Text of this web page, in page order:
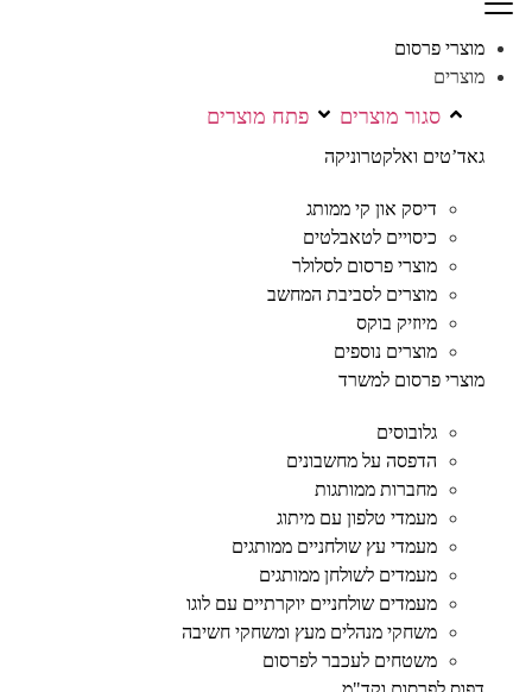
מוצרי פרסום
מוצרים
סגור מוצרים פתח מוצרים
גאד’טים ואלקטרוניקה
דיסק און קי ממותג
כיסויים לטאבלטים
מוצרי פרסום לסלולר
מוצרים לסביבת המחשב
מיוזיק בוקס
מוצרים נוספים
מוצרי פרסום למשרד
גלובוסים
הדפסה על מחשבונים
מחברות ממותגות
מעמדי טלפון עם מיתוג
מעמדי עץ שולחניים ממותגים
מעמדים לשולחן ממותגים
מעמדים שולחניים יוקרתיים עם לוגו
משחקי מנהלים מעץ ומשחקי חשיבה
משטחים לעכבר לפרסום